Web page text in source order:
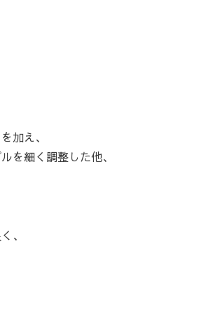
加え、
を細く調整した他、
、